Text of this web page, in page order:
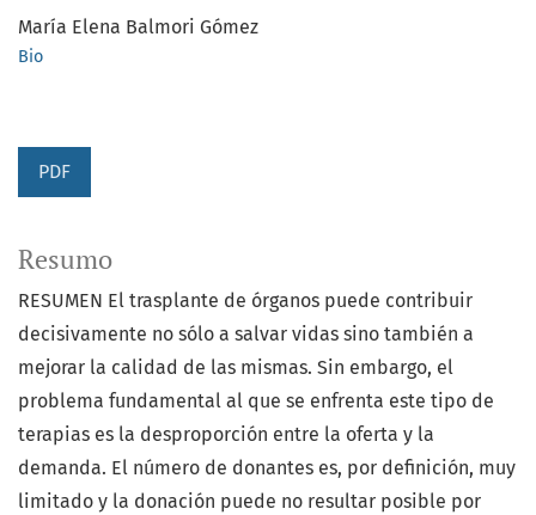
María Elena Balmori Gómez
Bio
PDF
Resumo
RESUMEN El trasplante de órganos puede contribuir
decisivamente no sólo a salvar vidas sino también a
mejorar la calidad de las mismas. Sin embargo, el
problema fundamental al que se enfrenta este tipo de
terapias es la desproporción entre la oferta y la
demanda. El número de donantes es, por definición, muy
limitado y la donación puede no resultar posible por